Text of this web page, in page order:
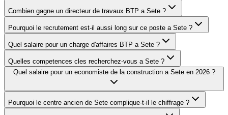
Combien gagne un directeur de travaux BTP a Sete ?
Pourquoi le recrutement est-il aussi long sur ce poste a Sete ?
Quel salaire pour un charge d'affaires BTP a Sete ?
Quelles competences cles recherchez-vous a Sete ?
Quel salaire pour un economiste de la construction a Sete en 2026 ?
Pourquoi le centre ancien de Sete complique-t-il le chiffrage ?